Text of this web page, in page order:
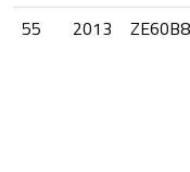
55
2013